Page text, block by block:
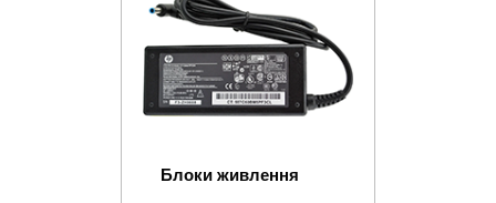
Блоки живлення